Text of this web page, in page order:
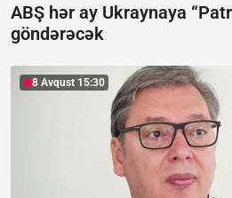
ABŞ hər ay Ukraynaya
göndərəcək
8 Avqust 15:30